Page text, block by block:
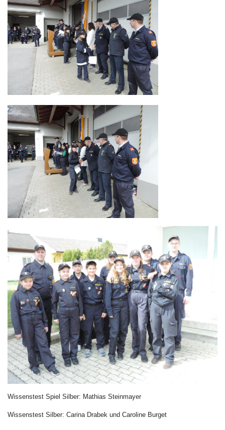
Wissenstest Spiel Silber: Mathias Steinmayer
Wissenstest Silber: Carina Drabek und Caroline Burget